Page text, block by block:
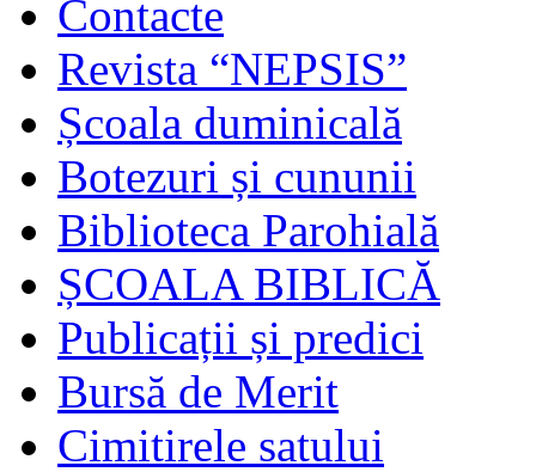
Contacte
Revista “NEPSIS”
Școala duminicală
Botezuri și cununii
Biblioteca Parohială
ȘCOALA BIBLICĂ
Publicații și predici
Bursă de Merit
Cimitirele satului